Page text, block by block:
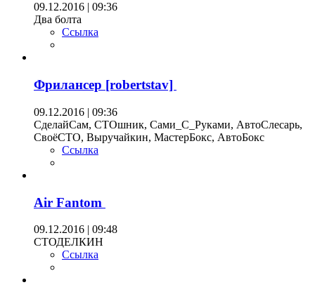
09.12.2016 | 09:36
Два болта
Ссылка
Фрилансер [robertstav]
09.12.2016 | 09:36
СделайСам, СТОшник, Сами_С_Руками, АвтоСлесарь,
СвоёСТО, Выручайкин, МастерБокс, АвтоБокс
Ссылка
Air Fantom
09.12.2016 | 09:48
СТОДЕЛКИН
Ссылка